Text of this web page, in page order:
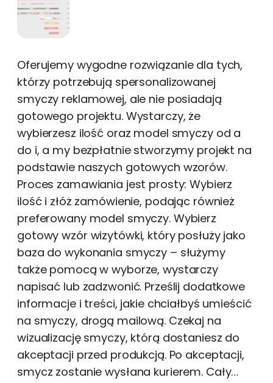
Oferujemy wygodne rozwiązanie dla tych,
którzy potrzebują spersonalizowanej
smyczy reklamowej, ale nie posiadają
gotowego projektu. Wystarczy, że
wybierzesz ilość oraz model smyczy od a
do i, a my bezpłatnie stworzymy projekt na
podstawie naszych gotowych wzorów.
Proces zamawiania jest prosty: Wybierz
ilość i złóż zamówienie, podając również
preferowany model smyczy. Wybierz
gotowy wzór wizytówki, który posłuży jako
baza do wykonania smyczy – służymy
także pomocą w wyborze, wystarczy
napisać lub zadzwonić. Prześlij dodatkowe
informacje i treści, jakie chciałbyś umieścić
na smyczy, drogą mailową. Czekaj na
wizualizację smyczy, którą dostaniesz do
akceptacji przed produkcją. Po akceptacji,
smycz zostanie wysłana kurierem. Cały…